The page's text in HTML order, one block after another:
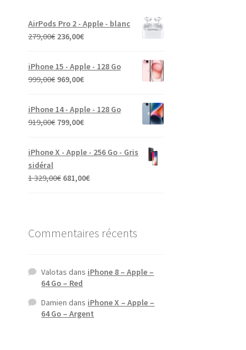
AirPods Pro 2 - Apple - blanc
279,00€ 236,00€
iPhone 15 - Apple - 128 Go
999,00€ 969,00€
iPhone 14 - Apple - 128 Go
919,00€ 799,00€
iPhone X - Apple - 256 Go - Gris
sidéral
1 329,00€ 681,00€
Commentaires récents
Valotas dans iPhone 8 – Apple –
64 Go – Red
Damien dans iPhone X – Apple –
64 Go – Argent